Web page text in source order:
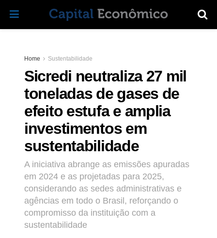
Home Sustentabilidade
Sicredi neutraliza 27 mil
toneladas de gases de
efeito estufa e amplia
investimentos em
sustentabilidade
A iniciativa abrange as emissões apuradas
em 2024 e as projetadas para 2025,
considerando as sedes administrativas e
agências em todo o Brasil, reforçando o
compromisso da instituição com a
sustentabilidade